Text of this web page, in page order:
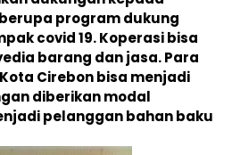
program dukung
covid 19. Koperasi bisa
barang dan jasa. Para
Cirebon bisa menjadi
diberikan modal
pelanggan bahan baku